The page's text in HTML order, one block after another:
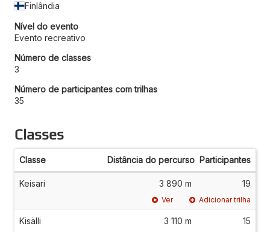
Finlândia
Nível do evento
Evento recreativo
Número de classes
3
Número de participantes com trilhas
35
Classes
Classe Distância do percurso Participantes
Keisari 3 890 m 19
Ver Adicionar trilha
Kisälli 3 110 m 15